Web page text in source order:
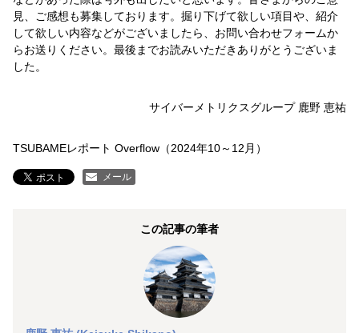
見、ご感想も募集しております。掘り下げて欲しい項目や、紹介
して欲しい内容などがございましたら、お問い合わせフォームか
らお送りください。最後までお読みいただきありがとうございま
した。
サイバーメトリクスグループ 鹿野 恵祐
TSUBAMEレポート Overflow（2024年10～12月）
メール
この記事の筆者